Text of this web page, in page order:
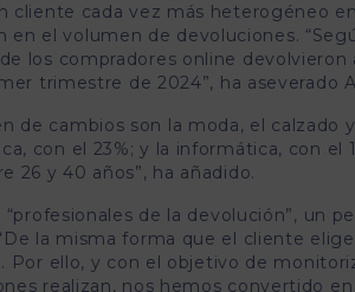
cliente cada vez más heterogéneo
el volumen de devoluciones.
los compradores online devolvieron
trimestre de 2024”, ha aseverado
de cambios son la moda, el calzado
con el 23%; y la informática, con el
26 y 40 años”, ha añadido.
de la devolución”, un
la misma forma que el cliente
Por ello, y con el objetivo de
realizan, nos hemos convertido en